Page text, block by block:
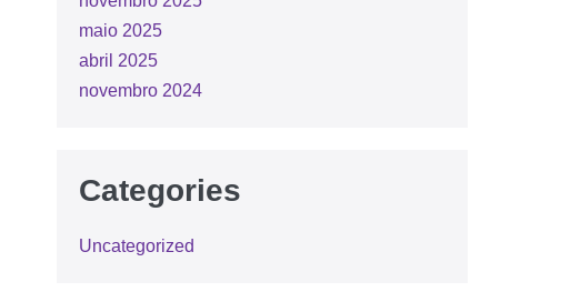
maio 2025
abril 2025
novembro 2024
Categories
Uncategorized